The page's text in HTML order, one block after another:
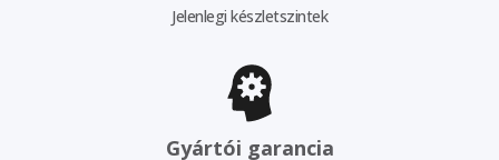
Jelenlegi készletszintek
Gyártói garancia